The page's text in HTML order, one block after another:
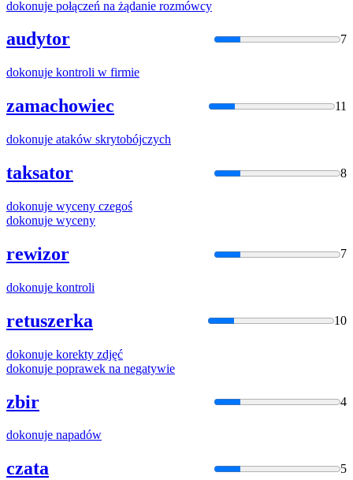
dokonuje połączeń na żądanie rozmówcy
audytor 7
dokonuje kontroli w firmie
zamachowiec 11
dokonuje ataków skrytobójczych
taksator 8
dokonuje wyceny czegoś
dokonuje wyceny
rewizor 7
dokonuje kontroli
retuszerka 10
dokonuje korekty zdjęć
dokonuje poprawek na negatywie
zbir 4
dokonuje napadów
czata 5